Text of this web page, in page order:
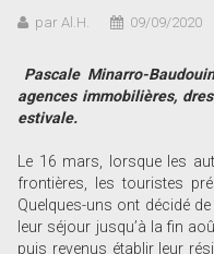
par Al.H. 09/09/2020
Pascale Minarro-
agences immobilières,
estivale.
Le 16 mars, lorsque les
frontières, les touristes
Quelques-uns ont décidé
leur séjour jusqu’à la fin
puis revenus établir leur